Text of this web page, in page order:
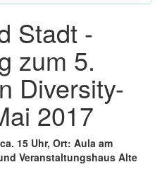
Stadt -
zum 5.
Diversity-
2017
15 Uhr, Ort: Aula am
Veranstaltungshaus Alte